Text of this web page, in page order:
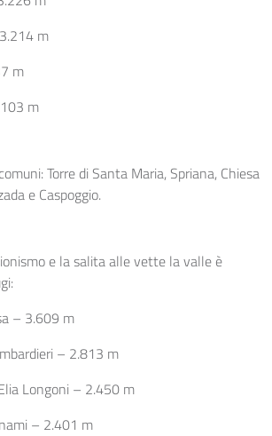
m
m
m
Torre di Santa Maria, Spriana, Chiesa
e Caspoggio.
e la salita alle vette la valle è
– 3.609 m
– 2.813 m
Longoni – 2.450 m
– 2.401 m